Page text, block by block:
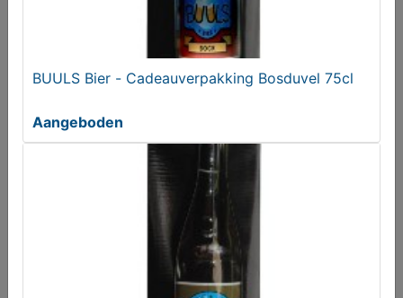
ZZP-er in dier- en groensector.
BUULS Bier - Cadeauverpakking Bosduvel 75cl
Aangeboden